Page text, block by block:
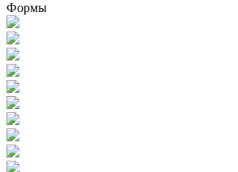
Формы